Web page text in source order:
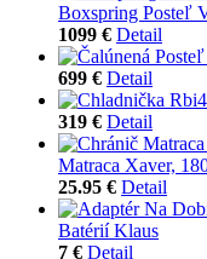
Boxspring Posteľ
1099 € Detail
699 € Detail
319 € Detail
Matraca Xaver,
25.95 € Detail
Batérií Klaus
7 € Detail